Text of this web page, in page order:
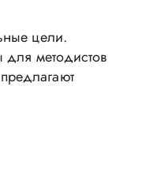
цели.
для методистов